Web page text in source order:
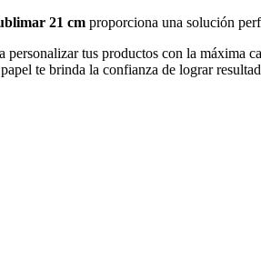
21 cm proporciona una solución
tus productos con la máxima
papel te brinda la confianza de lograr